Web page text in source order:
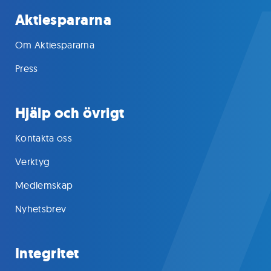
Aktiespararna
Om Aktiespararna
Press
Hjälp och övrigt
Kontakta oss
Verktyg
Medlemskap
Nyhetsbrev
Integritet